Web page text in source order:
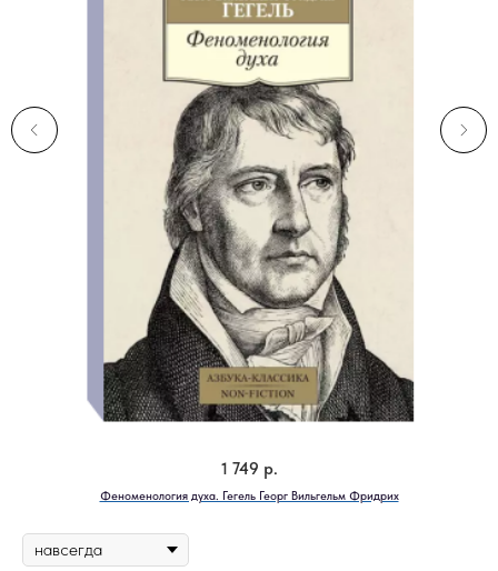
Феноменология духа. Гегель Георг Вильгельм Фридрих
1 749 р.